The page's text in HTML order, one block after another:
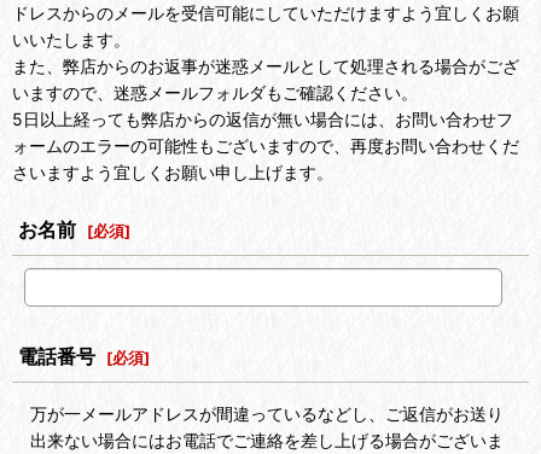
ドレスからのメールを受信可能にしていただけますよう宜しくお願
いいたします。
また、弊店からのお返事が迷惑メールとして処理される場合がござ
いますので、迷惑メールフォルダもご確認ください。
5日以上経っても弊店からの返信が無い場合には、お問い合わせフ
ォームのエラーの可能性もございますので、再度お問い合わせくだ
さいますよう宜しくお願い申し上げます。
お名前 [必須]
電話番号 [必須]
万が一メールアドレスが間違っているなどし、ご返信がお送り
出来ない場合にはお電話でご連絡を差し上げる場合がございま